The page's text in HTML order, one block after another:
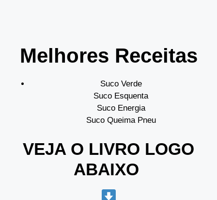
Melhores Receitas
Suco Verde
Suco Esquenta
Suco Energia
Suco Queima Pneu
VEJA O LIVRO LOGO
ABAIXO